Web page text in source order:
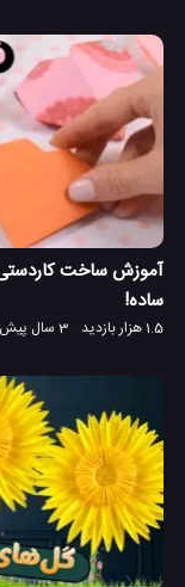
آموزش ساخت
ساده! ︎
1.5 هزار بازدید 3 سال پیش